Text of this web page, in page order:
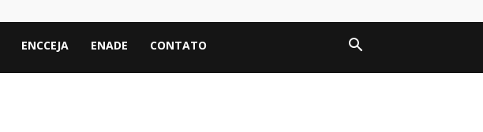
ENCCEJA ENADE CONTATO